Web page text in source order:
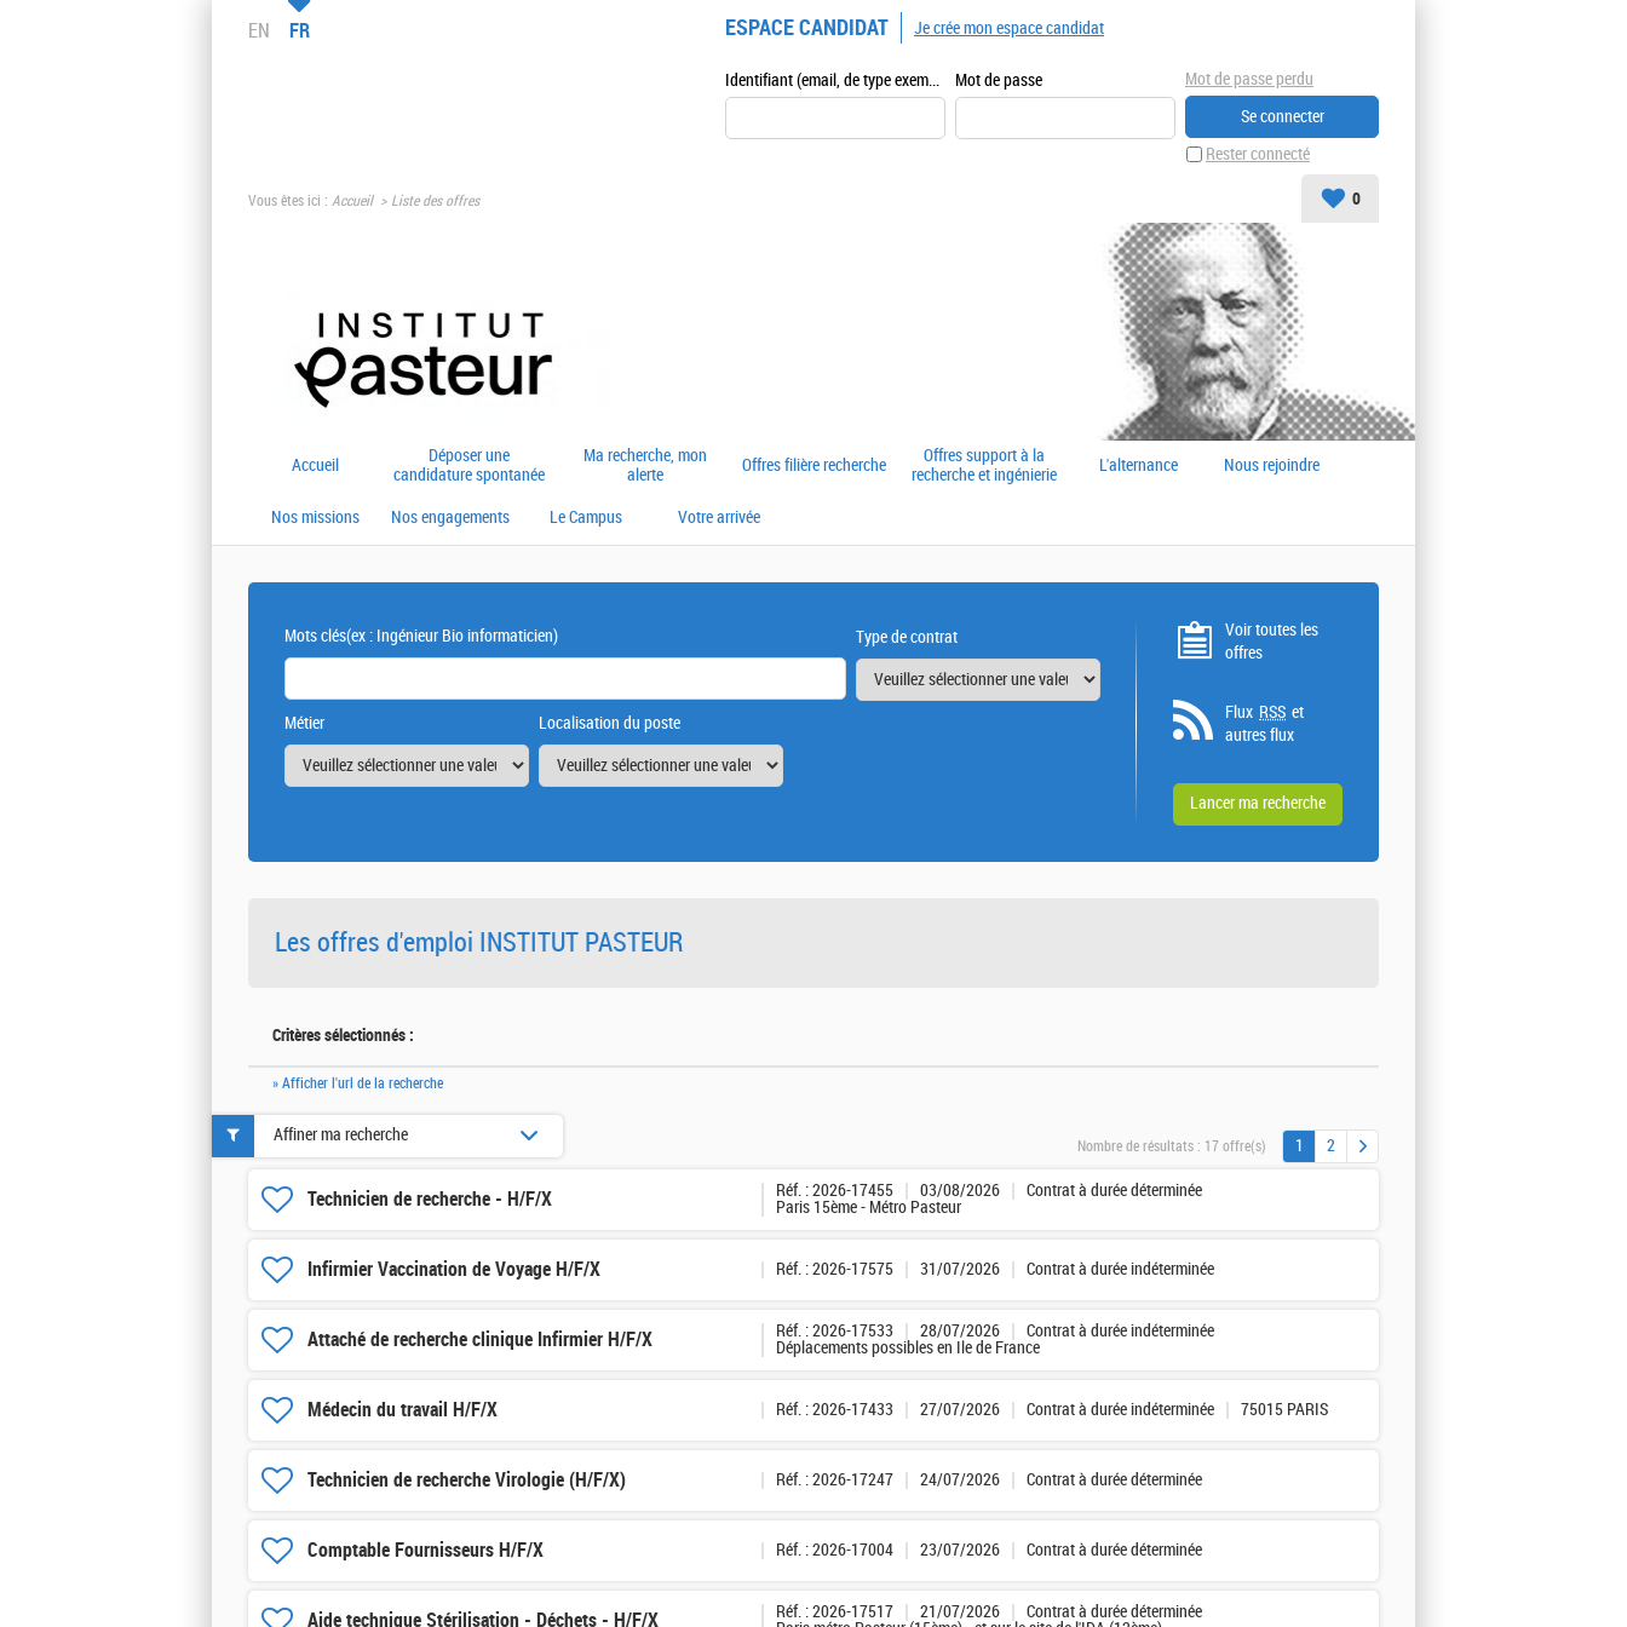
EN FR ESPACE CANDIDAT
Identifiant (email, de type exemple@exemple.fr) Mot de passe
Rester connecté
Mot de passe perdu
Je crée mon espace candidat
Vous êtes ici : Accueil Liste des offres 0
Accueil
Déposer une
candidature spontanée
Ma recherche, mon
alerte
Offres filière recherche
Offres support à la
recherche et ingénierie
L'alternance Nous rejoindre
Nos missions Nos engagements Le Campus Votre arrivée
Mots clés(ex : Ingénieur Bio informaticien) Type de contrat
Métier Localisation du poste
Voir toutes les
offres
Flux RSS et
autres flux
Les offres d'emploi INSTITUT PASTEUR
Critères sélectionnés :
» Afficher l'url de la recherche
Nombre de résultats : 17 offre(s) 1 2
Technicien de recherche - H/F/X Réf. : 2026-17455 03/08/2026
Contrat à durée déterminée
Paris 15ème - Métro Pasteur
Infirmier Vaccination de Voyage H/F/X Réf. : 2026-17575 31/07/2026 Contrat à durée indéterminée
Attaché de recherche clinique Infirmier H/F/X Réf. : 2026-17533 28/07/2026
Contrat à durée indéterminée
Déplacements possibles en Ile de France
Médecin du travail H/F/X Réf. : 2026-17433 27/07/2026 Contrat à durée indéterminée 75015 PARIS
Technicien de recherche Virologie (H/F/X) Réf. : 2026-17247 24/07/2026 Contrat à durée déterminée
Comptable Fournisseurs H/F/X Réf. : 2026-17004 23/07/2026 Contrat à durée déterminée
Aide technique Stérilisation - Déchets - H/F/X Réf. : 2026-17517 21/07/2026
Contrat à durée déterminée
Affiner ma recherche